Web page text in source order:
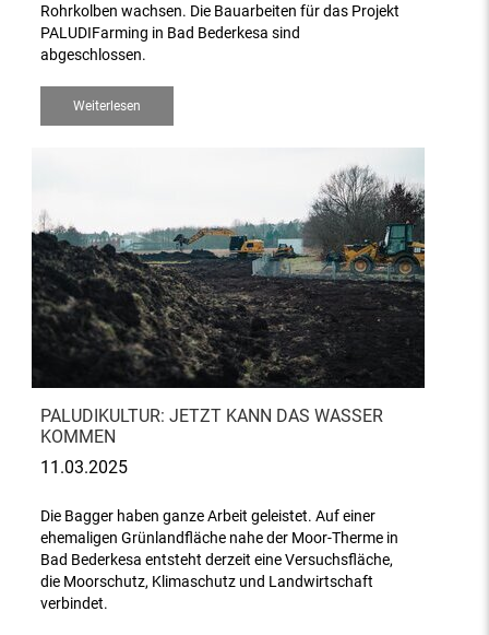
Rohrkolben wachsen. Die Bauarbeiten für das Projekt
PALUDIFarming in Bad Bederkesa sind
abgeschlossen.
Weiterlesen
PALUDIKULTUR: JETZT KANN DAS WASSER
KOMMEN
11.03.2025
Die Bagger haben ganze Arbeit geleistet. Auf einer
ehemaligen Grünlandfläche nahe der Moor-Therme in
Bad Bederkesa entsteht derzeit eine Versuchsfläche,
die Moorschutz, Klimaschutz und Landwirtschaft
verbindet.